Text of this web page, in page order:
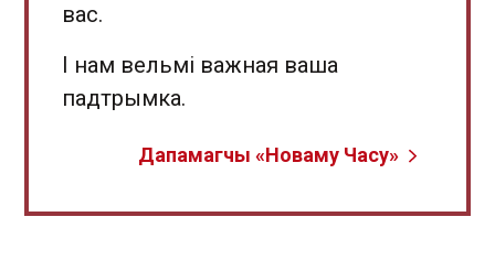
вас.
І нам вельмі важная ваша
падтрымка.
Дапамагчы «Новаму Часу»